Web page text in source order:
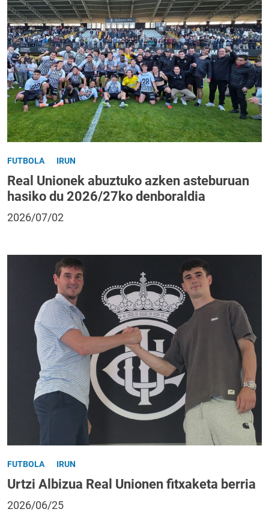
FUTBOLA IRUN
Real Unionek abuztuko azken asteburuan
hasiko du 2026/27ko denboraldia
2026/07/02
FUTBOLA IRUN
Urtzi Albizua Real Unionen fitxaketa berria
2026/06/25